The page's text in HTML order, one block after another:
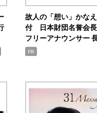
故人の「想い」かな
付 日本財団名誉会
フリーアナウンサー
PR